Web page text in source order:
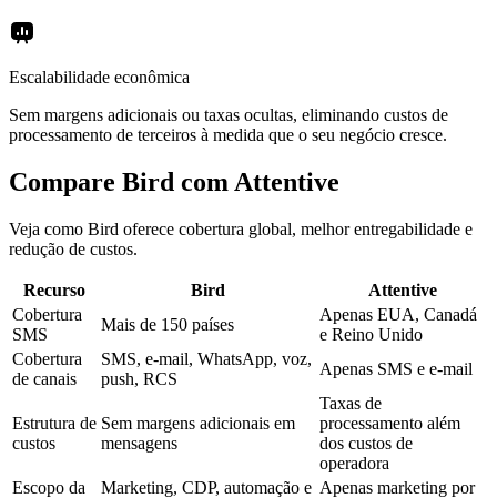
Escalabilidade econômica
Sem margens adicionais ou taxas ocultas, eliminando custos de
processamento de terceiros à medida que o seu negócio cresce.
Compare Bird com Attentive
Veja como Bird oferece cobertura global, melhor entregabilidade e
redução de custos.
Recurso Bird
Attentive
Cobertura
SMS
Mais de 150 países
Apenas EUA, Canadá
e Reino Unido
Cobertura
de canais
SMS, e-mail, WhatsApp, voz,
push, RCS
Apenas SMS e e-mail
Estrutura de
custos
Sem margens adicionais em
mensagens
Taxas de
processamento além
dos custos de
operadora
Escopo da
Marketing, CDP, automação e Apenas marketing por